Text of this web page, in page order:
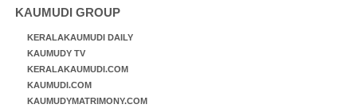
KAUMUDI GROUP
KERALAKAUMUDI DAILY
KAUMUDY TV
KERALAKAUMUDI.COM
KAUMUDI.COM
KAUMUDYMATRIMONY.COM